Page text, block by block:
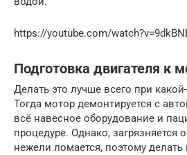
https://youtube.com/
Подготовка двигателя к
Делать это лучше всего при
Тогда мотор демонтируется с
всё навесное оборудование и
процедуре. Однако, загрязняется
нежели ломается, поэтому делать